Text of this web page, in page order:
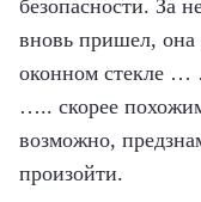
безопасности. За
вновь пришел, она
оконном стекле
….. скорее
возможно,
произойти.